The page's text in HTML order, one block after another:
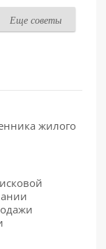
Еще советы
жилого